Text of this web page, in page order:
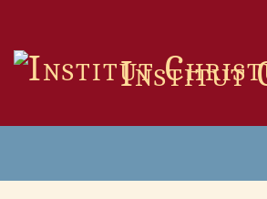
springen
Institut